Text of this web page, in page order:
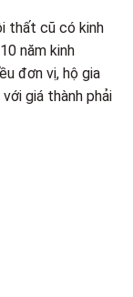
thất cũ có kinh
năm kinh
đơn vị, hộ gia
giá thành phải